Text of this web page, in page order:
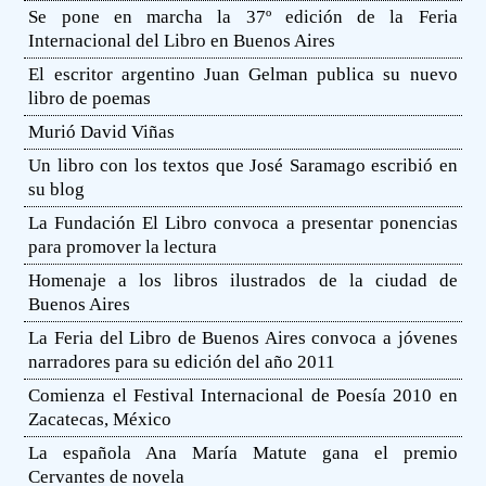
Se pone en marcha la 37º edición de la Feria
Internacional del Libro en Buenos Aires
El escritor argentino Juan Gelman publica su nuevo
libro de poemas
Murió David Viñas
Un libro con los textos que José Saramago escribió en
su blog
La Fundación El Libro convoca a presentar ponencias
para promover la lectura
Homenaje a los libros ilustrados de la ciudad de
Buenos Aires
La Feria del Libro de Buenos Aires convoca a jóvenes
narradores para su edición del año 2011
Comienza el Festival Internacional de Poesía 2010 en
Zacatecas, México
La española Ana María Matute gana el premio
Cervantes de novela